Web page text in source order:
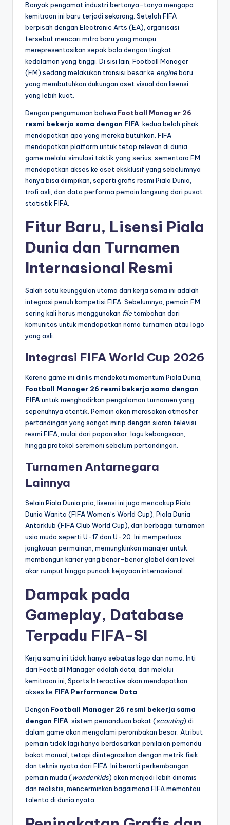
Banyak pengamat industri bertanya-tanya mengapa
kemitraan ini baru terjadi sekarang. Setelah FIFA
berpisah dengan Electronic Arts (EA), organisasi
tersebut mencari mitra baru yang mampu
merepresentasikan sepak bola dengan tingkat
kedalaman yang tinggi. Di sisi lain, Football Manager
(FM) sedang melakukan transisi besar ke enginebaru
yang membutuhkan dukungan aset visual dan lisensi
yang lebih kuat.
Dengan pengumuman bahwa Football Manager 26
resmi bekerja sama dengan FIFA, kedua belah pihak
mendapatkan apa yang mereka butuhkan. FIFA
mendapatkan platform untuk tetap relevan di dunia
game melalui simulasi taktik yang serius, sementara FM
mendapatkan akses ke aset eksklusif yang sebelumnya
hanya bisa diimpikan, seperti grafis resmi Piala Dunia,
trofi asli, dan data performa pemain langsung dari pusat
statistik FIFA.
Fitur Baru, Lisensi Piala
Dunia dan Turnamen
Internasional Resmi
Salah satu keunggulan utama dari kerja sama ini adalah
integrasi penuh kompetisi FIFA. Sebelumnya, pemain FM
sering kali harus menggunakan file tambahan dari
komunitas untuk mendapatkan nama turnamen atau logo
yang asli.
Integrasi FIFA World Cup 2026
Karena game ini dirilis mendekati momentum Piala Dunia,
Football Manager 26 resmi bekerja sama dengan
FIFAuntuk menghadirkan pengalaman turnamen yang
sepenuhnya otentik. Pemain akan merasakan atmosfer
pertandingan yang sangat mirip dengan siaran televisi
resmi FIFA, mulai dari papan skor, lagu kebangsaan,
hingga protokol seremoni sebelum pertandingan.
Turnamen Antarnegara
Lainnya
Selain Piala Dunia pria, lisensi ini juga mencakup Piala
Dunia Wanita (FIFA Women’s World Cup), Piala Dunia
Antarklub (FIFA Club World Cup), dan berbagai turnamen
usia muda seperti U-17 dan U-20. Ini memperluas
jangkauan permainan, memungkinkan manajer untuk
membangun karier yang benar-benar global dari level
akar rumput hingga puncak kejayaan internasional.
Dampak pada
Gameplay, Database
Terpadu FIFA-SI
Kerja sama ini tidak hanya sebatas logo dan nama. Inti
dari Football Manager adalah data, dan melalui
kemitraan ini, Sports Interactive akan mendapatkan
akses ke FIFA Performance Data.
Dengan Football Manager 26 resmi bekerja sama
dengan FIFA, sistem pemanduan bakat (scouting) di
dalam game akan mengalami perombakan besar. Atribut
pemain tidak lagi hanya berdasarkan penilaian pemandu
bakat manual, tetapi diintegrasikan dengan metrik fisik
dan teknis nyata dari FIFA. Ini berarti perkembangan
pemain muda (wonderkids) akan menjadi lebih dinamis
dan realistis, mencerminkan bagaimana FIFA memantau
talenta di dunia nyata.